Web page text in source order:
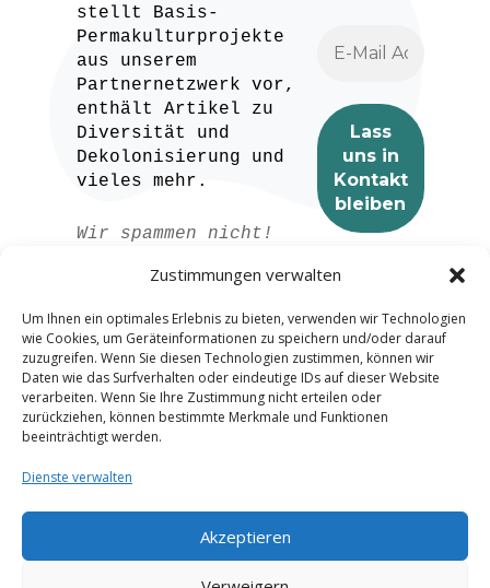
Zustimmungen verwalten
Um Ihnen ein optimales Erlebnis zu bieten, verwenden wir Technologien
wie Cookies, um Geräteinformationen zu speichern und/oder darauf
zuzugreifen. Wenn Sie diesen Technologien zustimmen, können wir
Daten wie das Surfverhalten oder eindeutige IDs auf dieser Website
verarbeiten. Wenn Sie Ihre Zustimmung nicht erteilen oder
zurückziehen, können bestimmte Merkmale und Funktionen
beeinträchtigt werden.
Dienste verwalten
Akzeptieren
stellt Basis-
Permakulturprojekte
aus unserem
Partnernetzwerk vor,
enthält Artikel zu
Diversität und
Dekolonisierung und
vieles mehr.
Wir spammen nicht!
Datenschutzerklärung
Informationen.